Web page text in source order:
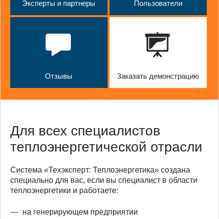
Эксперты и партнеры Пользователи
Отзывы Заказать демонстрацию
Для всех специалистов
теплоэнергетической отрасли
Система «Техэксперт: Теплоэнергетика» создана
специально для вас, если вы специалист в области
теплоэнергетики и работаете:
на генерирующем предприятии